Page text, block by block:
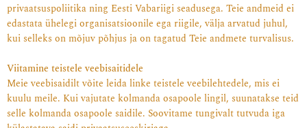
privaatsuspoliitika ning Eesti Vabariigi seadusega. Teie andmeid ei
edastata ühelegi organisatsioonile ega riigile, välja arvatud juhul,
kui selleks on mõjuv põhjus ja on tagatud Teie andmete turvalisus.
Viitamine teistele veebisaitidele
Meie veebisaidilt võite leida linke teistele veebilehtedele, mis ei
kuulu meile. Kui vajutate kolmanda osapoole lingil, suunatakse teid
selle kolmanda osapoole saidile. Soovitame tungivalt tutvuda iga